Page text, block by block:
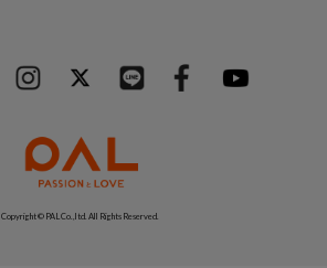
Copyright © PAL Co.,ltd. All Rights Reserved.